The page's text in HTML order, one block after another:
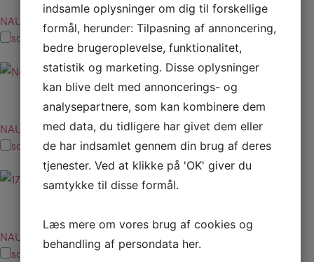
NAUTILUS DLX 15
sammenlign
NAUTILUS DLX 17
sammenlign
NAUTILUS DLX 19
sammenlign
indsamle oplysninger om dig til forskellige
formål, herunder: Tilpasning af annoncering,
bedre brugeroplevelse, funktionalitet,
statistik og marketing. Disse oplysninger
kan blive delt med annoncerings- og
analysepartnere, som kan kombinere dem
med data, du tidligere har givet dem eller
de har indsamlet gennem din brug af deres
tjenester. Ved at klikke på 'OK' giver du
samtykke til disse formål.
Læs mere om vores brug af cookies og
behandling af persondata her.